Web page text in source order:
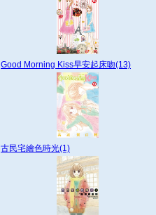
Good Morning Kiss早安起床吻(13)
古民宅繪色時光(1)